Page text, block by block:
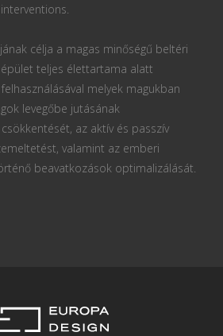
célja a magas minőségű beltéri
teljes élettartama alatt
melyek magukban
levegőbe jutásának
az aktív és passzív
valamint az emberi
beavatkozások optimalizálását.